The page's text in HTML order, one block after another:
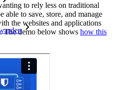
to rely less on traditional
able to save, store, and manage
the websites and applications
The demo below shows how this